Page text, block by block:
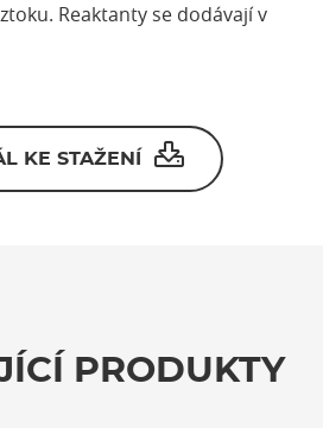
Reaktanty se dodávají v
KE STAŽENÍ
PRODUKTY